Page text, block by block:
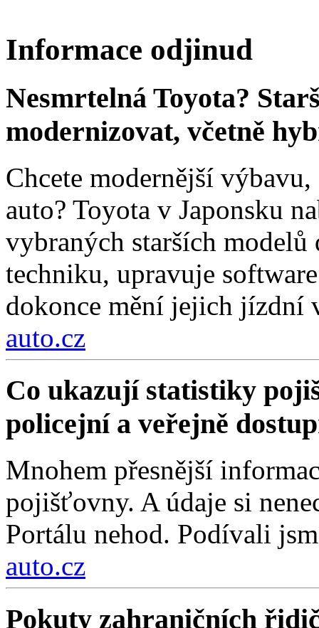
Informace odjinud
Nesmrtelná Toyota?
modernizovat, včetně
Chcete modernější
auto? Toyota v Japonsku
vybraných starších
techniku, upravuje
dokonce mění jejich jízdní
auto.cz
Co ukazují statistiky
policejní a veřejně
Mnohem přesnější
pojišťovny. A údaje si
Portálu nehod. Podívali
auto.cz
Pokuty zahraničních